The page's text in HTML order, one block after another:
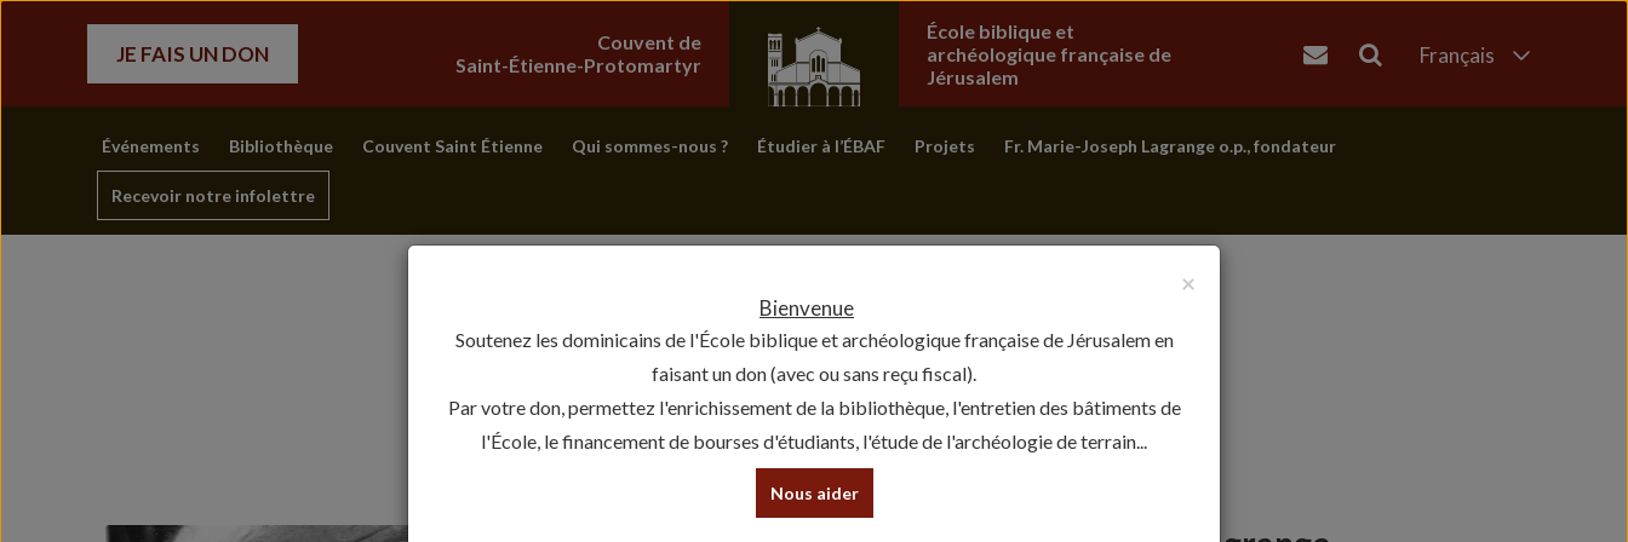
JE FAIS UN DON
Couvent de
Saint-Étienne-Protomartyr
École biblique et
archéologique française de
Jérusalem
Français
Événements Bibliothèque Couvent Saint Étienne Qui sommes-nous ? Étudier à l’ÉBAF Projets Fr. Marie-Joseph Lagrange o.p., fondateur
Recevoir notre infolettre
×
Bienvenue
Soutenez les dominicains de l'École biblique et archéologique française de Jérusalem en
faisant un don (avec ou sans reçu fiscal).
Par votre don, permettez l'enrichissement de la bibliothèque, l'entretien des bâtiments de
l'École, le financement de bourses d'étudiants, l'étude de l'archéologie de terrain...
Nous aider